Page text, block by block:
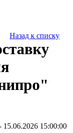
Назад к списку
15.06.2026 15:00:00